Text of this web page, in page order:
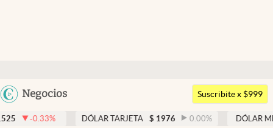
Argentina
Negocios
Members
Economía y Política
Suscribite x $999
DÓLAR TARJETA $ 1976 0.00 % DÓLAR MEP 1526,03